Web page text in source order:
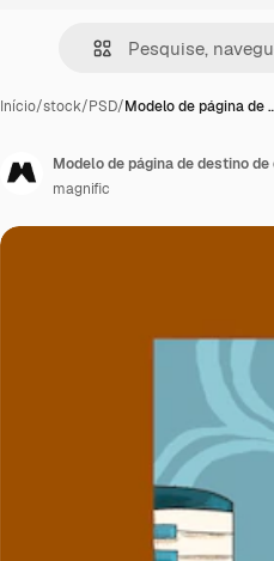
Início/stock/PSD/Modelo de página de
Modelo de página de destino
magnific